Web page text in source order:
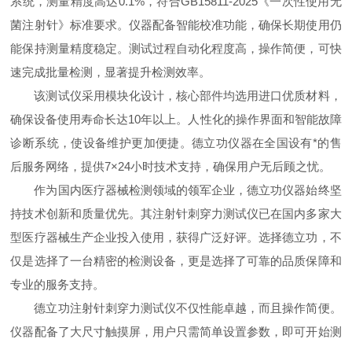
菌注射针》标准要求。仪器配备智能校准功能，确保长期使用仍
能保持测量精度稳定。测试过程自动化程度高，操作简便，可快
速完成批量检测，显著提升检测效率。
该测试仪采用模块化设计，核心部件均选用进口优质材料，
确保设备使用寿命长达10年以上。人性化的操作界面和智能故障
诊断系统，使设备维护更加便捷。德立功仪器在全国设有*的售
后服务网络，提供7×24小时技术支持，确保用户无后顾之忧。
作为国内医疗器械检测领域的领军企业，德立功仪器始终坚
持技术创新和质量优先。其注射针刺穿力测试仪已在国内多家大
型医疗器械生产企业投入使用，获得广泛好评。选择德立功，不
仅是选择了一台精密的检测设备，更是选择了可靠的品质保障和
专业的服务支持。
德立功注射针刺穿力测试仪不仅性能卓越，而且操作简便。
仪器配备了大尺寸触摸屏，用户只需简单设置参数，即可开始测